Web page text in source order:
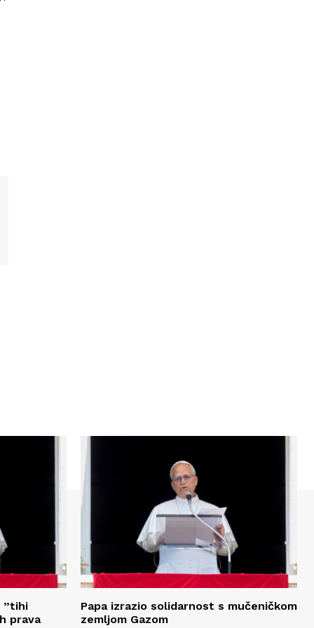
”tihi
prava
Papa izrazio solidarnost s mučeničkom
zemljom Gazom